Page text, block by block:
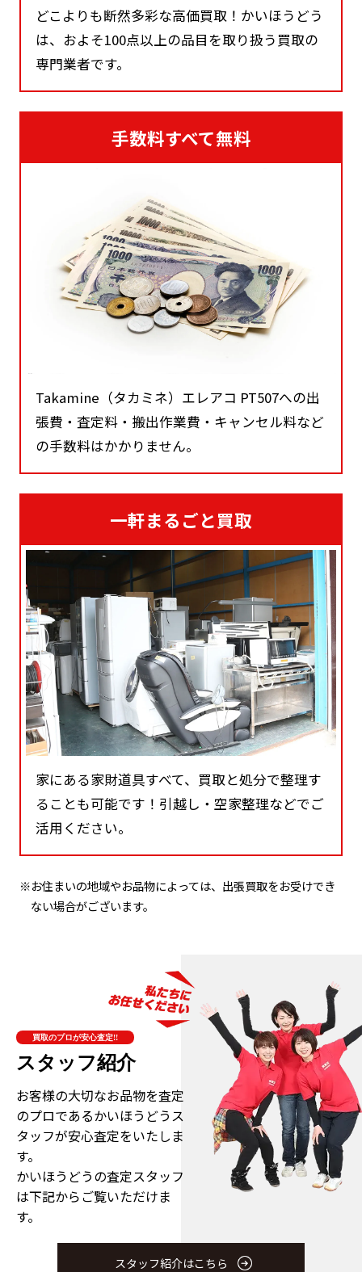
どこよりも断然多彩な高価買取！かいほうどう
は、およそ100点以上の品目を取り扱う買取の
専門業者です。
手数料すべて無料
Takamine（タカミネ）エレアコ PT507への出
張費・査定料・搬出作業費・キャンセル料など
の手数料はかかりません。
一軒まるごと買取
家にある家財道具すべて、買取と処分で整理す
ることも可能です！引越し・空家整理などでご
活用ください。
※お住まいの地域やお品物によっては、出張買取をお受けでき
ない場合がございます。
買取のプロが安心査定!!
スタッフ紹介
お客様の大切なお品物を査定
のプロであるかいほうどうス
タッフが安心査定をいたしま
す。
かいほうどうの査定スタッフ
は下記からご覧いただけま
す。
スタッフ紹介はこちら